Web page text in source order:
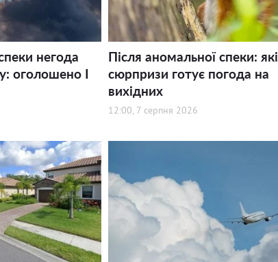
негода
оголошено І
Після аномальної спеки: які
сюрпризи готує погода на
вихідних
12:00, 7 серпня 2026